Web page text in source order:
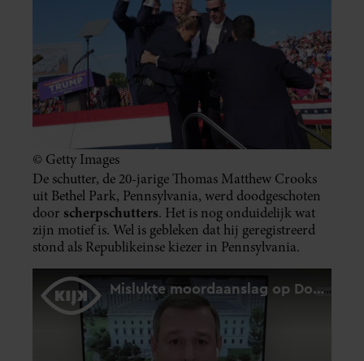
© Getty Images
De schutter, de 20-jarige Thomas Matthew Crooks
uit Bethel Park, Pennsylvania, werd doodgeschoten
door scherpschutters. Het is nog onduidelijk wat
zijn motief is. Wel is gebleken dat hij geregistreerd
stond als Republikeinse kiezer in Pennsylvania.